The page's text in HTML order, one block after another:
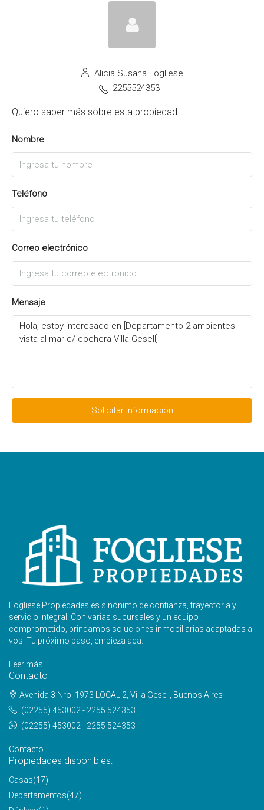
Alicia Susana Fogliese
2255524353
Quiero saber más sobre esta propiedad
Nombre
Teléfono
Correo electrónico
Mensaje
Solicitar información
Fogliese Propiedades es sinónimo de confianza, trayectoria y
servicio integral. Con varias sucursales y un equipo
comprometido, brindamos soluciones inmobiliarias adaptadas a
vos. Tu próximo paso, empieza acá.
Leer más
Contacto
Avenida 3 Nro. 1973 LOCAL 2, Villa Gesell, Buenos Aires
(02255) 453002 - 2255 524353
(02255) 453002 - 2255 524353
Contacto
Propiedades disponibles:
Casas(17)
Departamentos(47)